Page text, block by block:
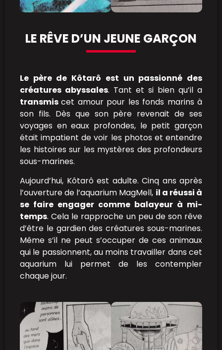
LE RÊVE D’UN JEUNE GARÇON
Le père de Kôtarô est un passionné des
créatures abyssales. Tant et si bien qu’il a
transmiscet amour pour les fonds marins à
son fils. Dès que son père revenait de ses
voyages en eaux profondes, le petit garçon
était impatient de voir les photos et entendre
les histoires sur les mystères des profondeurs
sous-marines.
Aujourd’hui, Kôtarô est adulte. Cinq ans après
l’ouverture de l’aquarium MagMell, il a réussi à
se faire engager comme balayeur à mi-
temps. Cela le rapproche un peu de son rêve
d’être le gardien des créatures sous-marines.
Même s’il ne peut s’occuper de ces animaux
qui le passionnent, au moins travailler dans cet
aquarium lui permet de les contempler
chaque jour.